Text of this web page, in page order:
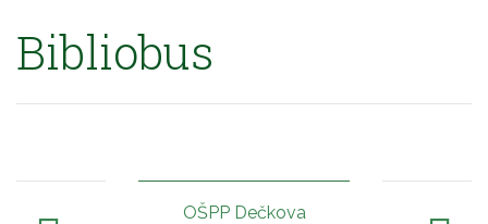
Bibliobus
OŠPP Dečkova